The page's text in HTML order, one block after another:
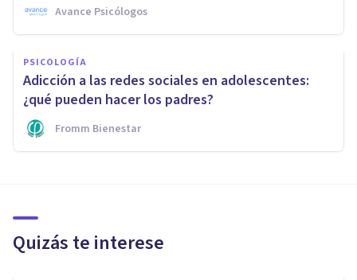
Avance Psicólogos
PSICOLOGÍA
Adicción a las redes sociales en adolescentes:
¿qué pueden hacer los padres?
Fromm Bienestar
Quizás te interese